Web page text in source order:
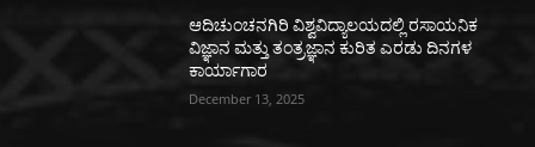
ಆದಿಚುಂಚನಗಿರಿ ವಿಶ್ವವಿದ್ಯಾಲಯದಲ್ಲಿ ರಸಾಯನಿಕ
ವಿಜ್ಞಾನ ಮತ್ತು ತಂತ್ರಜ್ಞಾನ ಕುರಿತ ಎರಡು ದಿನಗಳ
ಕಾರ್ಯಾಗಾರ
December 13, 2025